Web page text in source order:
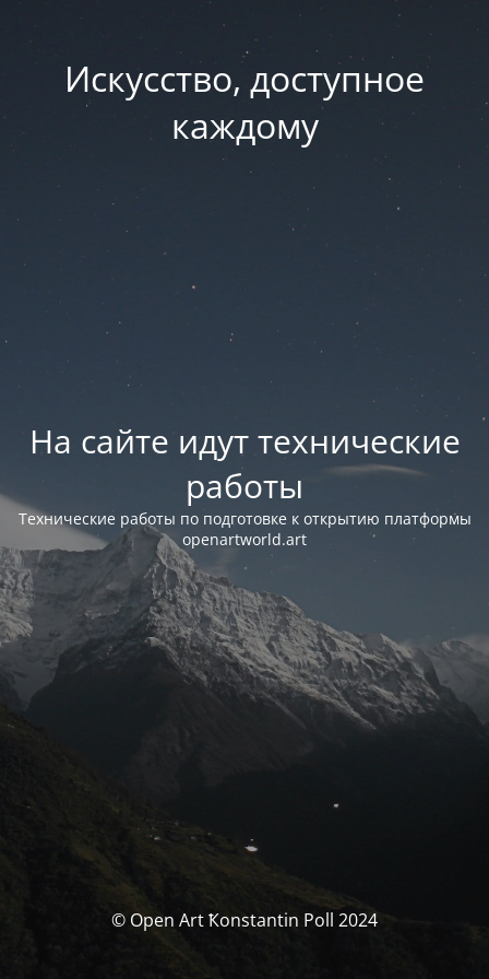
Искусство, доступное
каждому
На сайте идут технические
работы
Технические работы по подготовке к открытию платформы
openartworld.art
© Open Art Ҟonstantin Poll 2024